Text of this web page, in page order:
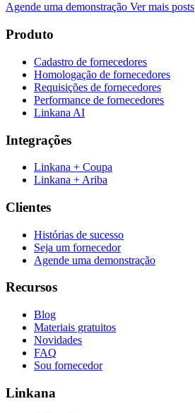
Agende uma demonstração Ver mais posts
Produto
Cadastro de fornecedores
Homologação de fornecedores
Requisições de fornecedores
Performance de fornecedores
Linkana AI
Integrações
Linkana + Coupa
Linkana + Ariba
Clientes
Histórias de sucesso
Seja um fornecedor
Agende uma demonstração
Recursos
Blog
Materiais gratuitos
Novidades
FAQ
Sou fornecedor
Linkana